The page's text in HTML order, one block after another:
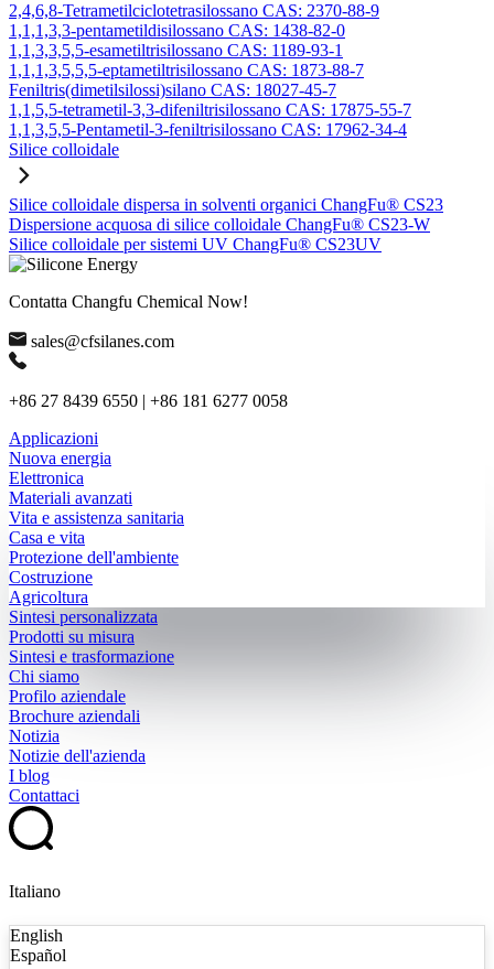
2,4,6,8-Tetrametilciclotetrasilossano CAS: 2370-88-9
1,1,1,3,3-pentametildisilossano CAS: 1438-82-0
1,1,3,3,5,5-esametiltrisilossano CAS: 1189-93-1
1,1,1,3,5,5,5-eptametiltrisilossano CAS: 1873-88-7
Feniltris(dimetilsilossi)silano CAS: 18027-45-7
1,1,5,5-tetrametil-3,3-difeniltrisilossano CAS: 17875-55-7
1,1,3,5,5-Pentametil-3-feniltrisilossano CAS: 17962-34-4
Silice colloidale
Silice colloidale dispersa in solventi organici ChangFu® CS23
Dispersione acquosa di silice colloidale ChangFu® CS23-W
Silice colloidale per sistemi UV ChangFu® CS23UV
Contatta Changfu Chemical Now!
sales@cfsilanes.com
+86 27 8439 6550 | +86 181 6277 0058
Applicazioni
Nuova energia
Elettronica
Materiali avanzati
Vita e assistenza sanitaria
Casa e vita
Protezione dell'ambiente
Costruzione
Agricoltura
Sintesi personalizzata
Prodotti su misura
Sintesi e trasformazione
Chi siamo
Profilo aziendale
Brochure aziendali
Notizia
Notizie dell'azienda
I blog
Contattaci
Italiano
English
Español